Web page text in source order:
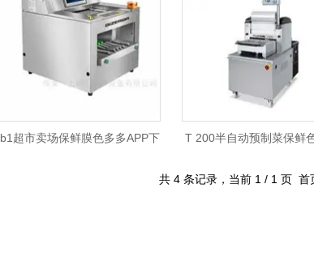
b1超市卖场保鲜膜色多多APP下 T 200半自动预制菜保鲜
共 4 条记录，当前 1 / 1